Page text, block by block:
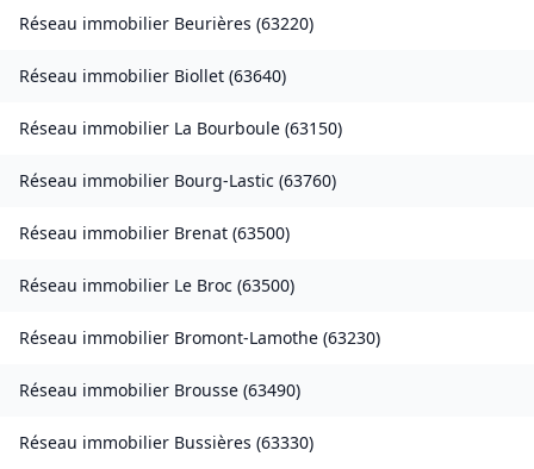
Réseau immobilier Beurières (63220)
Réseau immobilier Biollet (63640)
Réseau immobilier La Bourboule (63150)
Réseau immobilier Bourg-Lastic (63760)
Réseau immobilier Brenat (63500)
Réseau immobilier Le Broc (63500)
Réseau immobilier Bromont-Lamothe (63230)
Réseau immobilier Brousse (63490)
Réseau immobilier Bussières (63330)